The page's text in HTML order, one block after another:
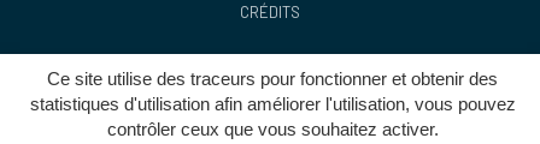
Ce site utilise des traceurs pour fonctionner et obtenir des
statistiques d'utilisation afin améliorer l'utilisation, vous pouvez
contrôler ceux que vous souhaitez activer.
CRÉDITS